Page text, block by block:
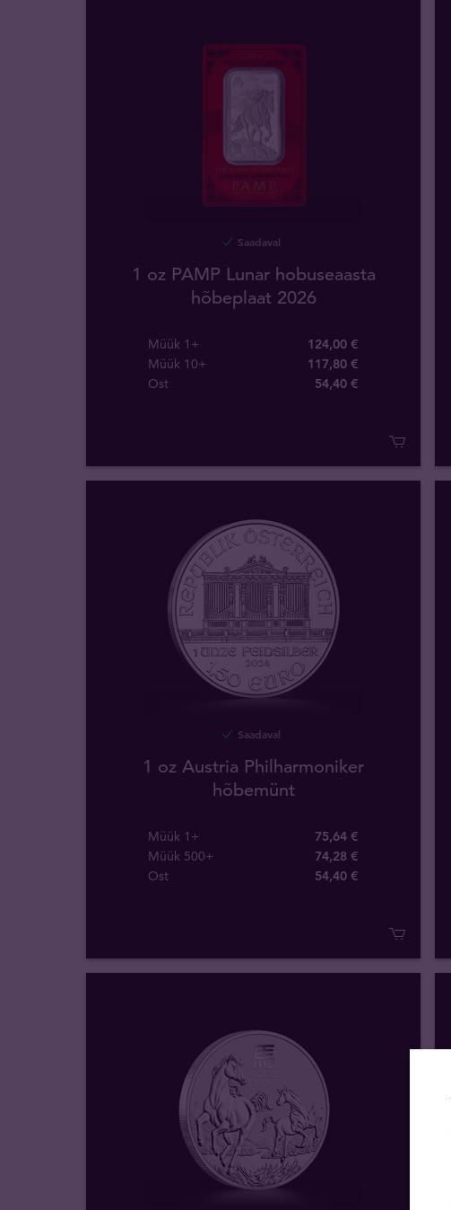
Saadaval
1 oz PAMP Lunar hobuseaasta
hõbeplaat 2026
Müük 1+
124,00 €
Müük 10+
117,80 €
Ost
54,40 €
Saadaval
1 oz Austria Philharmoniker
hõbemünt
Müük 1+
75,64 €
Müük 500+
74,28 €
Ost
54,40 €